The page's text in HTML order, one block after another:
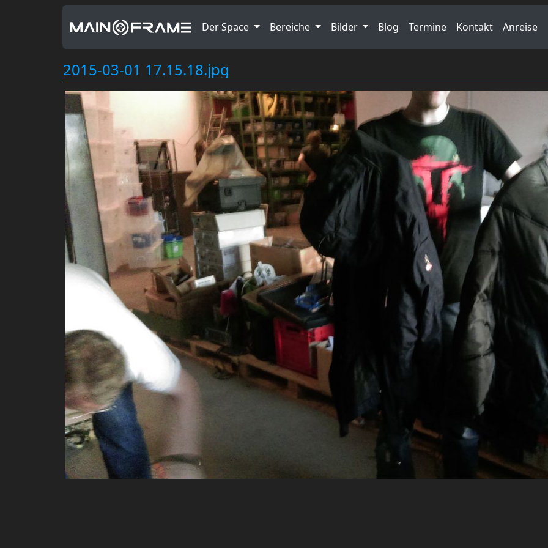
Der Space Bereiche Bilder Blog Termine Kontakt Anreise
2015-03-01 17.15.18.jpg